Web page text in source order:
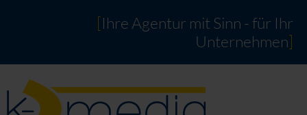
[Ihre Agentur mit Sinn - für Ihr
Unternehmen]